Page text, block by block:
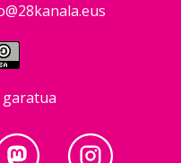
garatua